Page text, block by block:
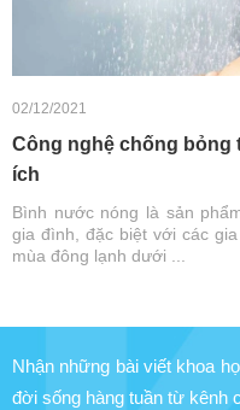
02/12/2021
Công nghệ chống
ích
Bình nước nóng là sản
gia đình, đặc biệt với các
mùa đông lạnh dưới ...
Nhận những bài viết khoa
đời sống hàng tuần từ kênh